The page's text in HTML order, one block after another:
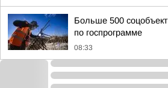
Больше 500
по госпрограмме
08:33